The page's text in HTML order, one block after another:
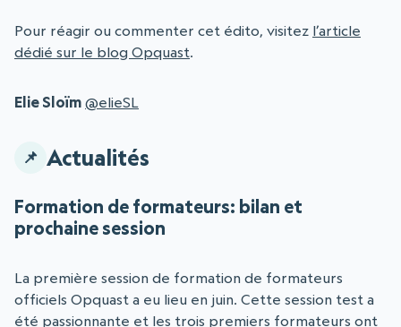
Pour réagir ou commenter cet édito, visitez l’article
dédié sur le blog Opquast.
Elie Sloïm @elieSL
Actualités
Formation de formateurs: bilan et
prochaine session
La première session de formation de formateurs
officiels Opquast a eu lieu en juin. Cette session test a
été passionnante et les trois premiers formateurs ont